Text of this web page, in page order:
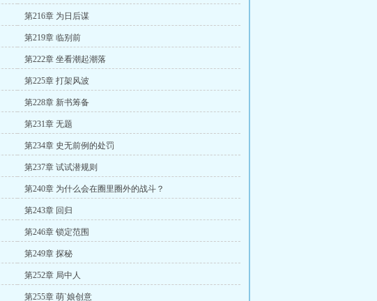
第216章 为日后谋
第219章 临别前
第222章 坐看潮起潮落
第225章 打架风波
第228章 新书筹备
第231章 无题
第234章 史无前例的处罚
第237章 试试潜规则
第240章 为什么会在圈里圈外的战斗？
第243章 回归
第246章 锁定范围
第249章 探秘
第252章 局中人
第255章 萌`娘创意